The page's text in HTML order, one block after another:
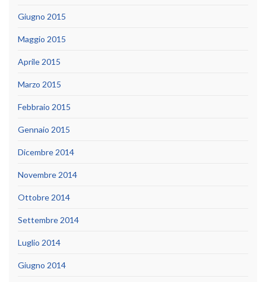
Giugno 2015
Maggio 2015
Aprile 2015
Marzo 2015
Febbraio 2015
Gennaio 2015
Dicembre 2014
Novembre 2014
Ottobre 2014
Settembre 2014
Luglio 2014
Giugno 2014